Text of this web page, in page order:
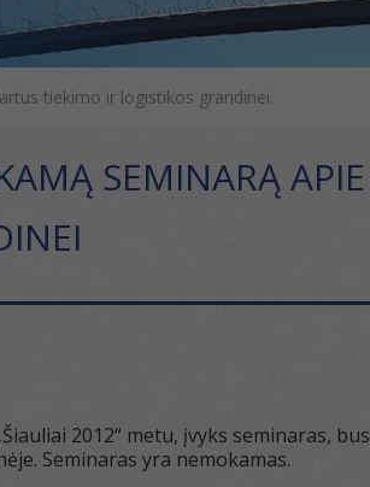
tiekimo ir logistikos grandinei
SEMINARĄ
2012“ metu, įvyks seminaras,
Seminaras yra nemokamas.